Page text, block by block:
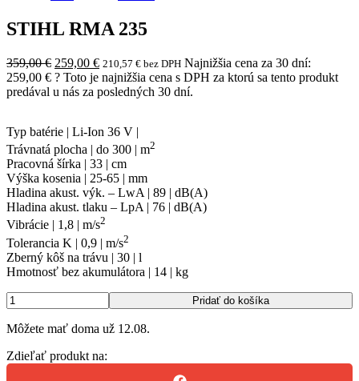
STIHL RMA 235
359,00€ Pôvodná
cena
bola:
259,00 €Aktuálna
cena
je:
210,57 € bez DPH Najnižšia cena za 30 dní:
259,00 € ? Toto je najnižšia cena s DPH za ktorú sa tento produkt
predával u nás za posledných 30 dní.
Typ batérie | Li-Ion 36 V |
Trávnatá plocha | do 300 | m2
Pracovná šírka | 33 | cm
Výška kosenia | 25-65 | mm
Hladina akust. výk. – LwA | 89 | dB(A)
Hladina akust. tlaku – LpA | 76 | dB(A)
Vibrácie | 1,8 | m/s2
Tolerancia K | 0,9 | m/s2
Zberný kôš na trávu | 30 | l
Hmotnosť bez akumulátora | 14 | kg
množstvo
STIHL
RMA
Pridať do košíka
Môžete mať doma už 12.08.
Zdieľať produkt na: